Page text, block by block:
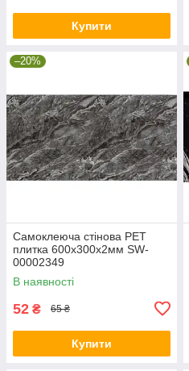
Купити
–20%
Самоклеюча стінова PET
плитка 600х300х2мм SW-
00002349
В наявності
52 ₴ 65 ₴
Купити